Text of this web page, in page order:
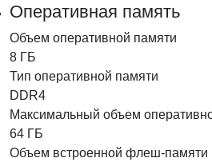
Оперативная память
Объем оперативной памяти
8 ГБ
Тип оперативной памяти
DDR4
Максимальный объем
64 ГБ
Объем встроенной флеш-памяти